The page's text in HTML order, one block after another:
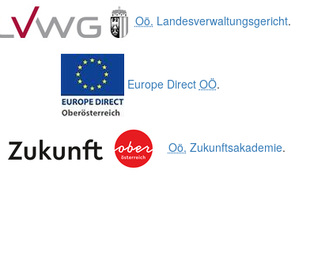
Oö. Landesverwaltungsgericht.
Europe Direct OÖ.
Oö. Zukunftsakademie.